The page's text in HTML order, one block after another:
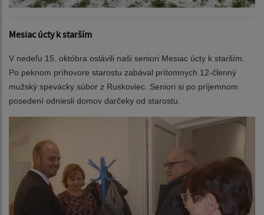
Mesiac úcty k starším
V nedeľu 15. októbra oslávili naši seniori Mesiac úcty k starším.
Po peknom príhovore starostu zabával prítomnych 12-členný
mužský spevácky súbor z Ruskoviec. Seniori si po príjemnom
posedení odniesli domov darčeky od starostu.